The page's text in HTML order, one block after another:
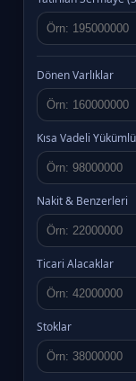
Dönen Varlıklar
Kısa Vadeli
Nakit & Benzerleri
Ticari Alacaklar
Stoklar